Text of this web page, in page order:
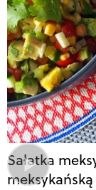
Sałatka
meksykańską